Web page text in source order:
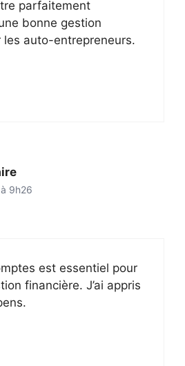
parfaitement
bonne gestion
les auto-entrepreneurs.
9h26
est essentiel pour
financière. J’ai appris